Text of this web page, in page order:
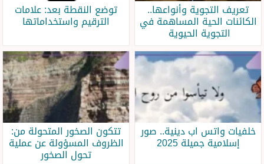
تعريف التجوية وأنواعها..
الكائنات الحية المساهمة في
التجوية الحيوية
توضع النقطة بعد: علامات
الترقيم واستخداماتها
خلفيات واتس اب دينية.. صور
إسلامية جميلة 2025
تتكون الصخور المتحولة من:
الظروف المسؤولة عن عملية
تحول الصخور